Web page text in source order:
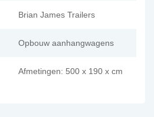
Brian James Trailers
Opbouw aanhangwagens
Afmetingen: 500 x 190 x cm